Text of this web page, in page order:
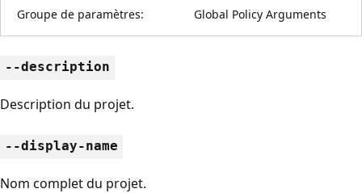
Groupe de paramètres: Global Policy Arguments
--description
Description du projet.
--display-name
Nom complet du projet.